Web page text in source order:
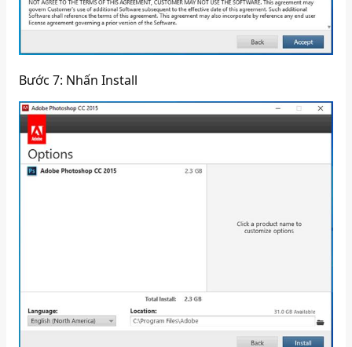
Bước 7: Nhấn Install